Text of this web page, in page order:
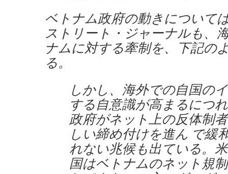
ベトナム政府の動きについて
ストリート・ジャーナルも、
ナムに対する牽制を、下記の
る。
しかし、海外での自国の
する自意識が高まるにつ
政府がネット上の反体制
しい締め付けを進ん で緩
れない兆候も出ている。
国はベトナムのネット規